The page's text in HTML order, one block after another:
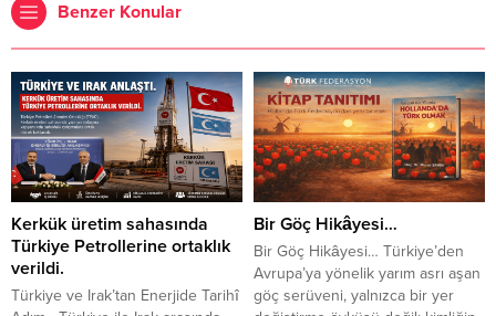
Benzer Konular
Kerkük üretim sahasında
Türkiye Petrollerine ortaklık
verildi.
Türkiye ve Irak’tan Enerjide Tarihî
Bir Göç Hikâyesi…
Bir Göç Hikâyesi… Türkiye’den
Avrupa’ya yönelik yarım asrı aşan
göç serüveni, yalnızca bir yer